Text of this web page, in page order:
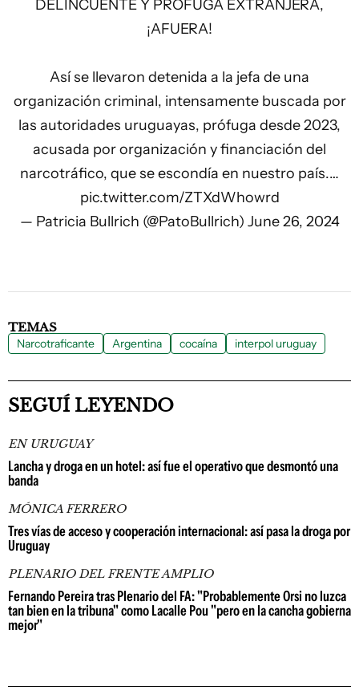
DELINCUENTE Y PRÓFUGA EXTRANJERA,
¡AFUERA!
Así se llevaron detenida a la jefa de una
organización criminal, intensamente buscada por
las autoridades uruguayas, prófuga desde 2023,
acusada por organización y financiación del
narcotráfico, que se escondía en nuestro país.…
pic.twitter.com/ZTXdWhowrd
— Patricia Bullrich (@PatoBullrich) June 26, 2024
TEMAS
Narcotraficante Argentina cocaína interpol uruguay
SEGUÍ LEYENDO
EN URUGUAY
Lancha y droga en un hotel: así fue el operativo que desmontó una
banda
MÓNICA FERRERO
Tres vías de acceso y cooperación internacional: así pasa la droga por
Uruguay
PLENARIO DEL FRENTE AMPLIO
Fernando Pereira tras Plenario del FA: "Probablemente Orsi no luzca
tan bien en la tribuna" como Lacalle Pou "pero en la cancha gobierna
mejor"